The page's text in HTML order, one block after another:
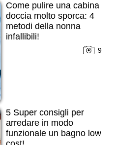
Come pulire una cabina
doccia molto sporca: 4
metodi della nonna
infallibili!
9
5 Super consigli per
arredare in modo
funzionale un bagno low